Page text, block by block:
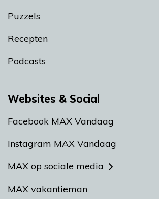
Puzzels
Recepten
Podcasts
Websites & Social
Facebook MAX Vandaag
Instagram MAX Vandaag
MAX op sociale media
MAX vakantieman